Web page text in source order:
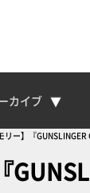
カイブ
リー】『